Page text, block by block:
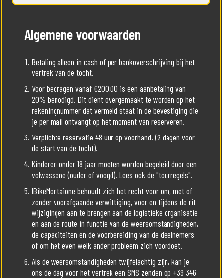
Algemene voorwaarden
Betaling alleen in cash of per bankoverschrijving bij het
vertrek van de tocht.
Voor bedragen vanaf €200,00 is een aanbetaling van
20% benodigd. Dit dient overgemaakt te worden op het
rekeningnummer dat vermeld staat in de bevestiging die
je per mail ontvangt op het moment van reserveren.
Verplichte reservatie 48 uur op voorhand. (2 dagen voor
de start van de tocht).
Kinderen onder 18 jaar moeten worden begeleid door een
volwassene (ouder of voogd). Lees ook de "tourregels".
IBikeMontaione behoudt zich het recht voor om, met of
zonder voorafgaande verwittiging, voor en tijdens de rit
wijzigingen aan te brengen aan de logistieke organisatie
en aan de route in functie van de weersomstandigheden,
de capaciteiten en de voorbereiding van de deelnemers
of om het even welk ander probleem zich voordoet.
Als de weersomstandigheden twijfelachtig zijn, kan je
ons de dag voor het vertrek een SMS zenden op +39 346